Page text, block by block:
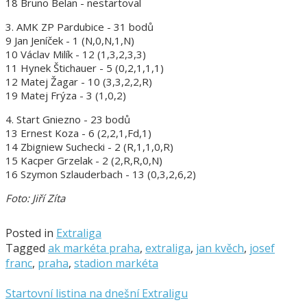
18 Bruno Belan - nestartoval
3. AMK ZP Pardubice - 31 bodů
9 Jan Jeníček - 1 (N,0,N,1,N)
10 Václav Milík - 12 (1,3,2,3,3)
11 Hynek Štichauer - 5 (0,2,1,1,1)
12 Matej Žagar - 10 (3,3,2,2,R)
19 Matej Frýza - 3 (1,0,2)
4. Start Gniezno - 23 bodů
13 Ernest Koza - 6 (2,2,1,Fd,1)
14 Zbigniew Suchecki - 2 (R,1,1,0,R)
15 Kacper Grzelak - 2 (2,R,R,0,N)
16 Szymon Szlauderbach - 13 (0,3,2,6,2)
Foto: Jiří Zíta
Posted in Extraliga
Tagged ak markéta praha, extraliga, jan kvěch, josef
franc, praha, stadion markéta
Startovní listina na dnešní Extraligu